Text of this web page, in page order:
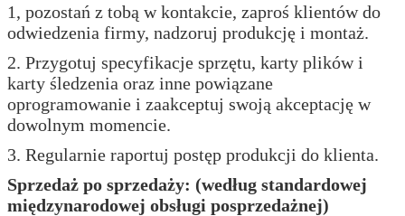
1, pozostań z tobą w kontakcie, zaproś klientów do
odwiedzenia firmy, nadzoruj produkcję i montaż.
2. Przygotuj specyfikacje sprzętu, karty plików i
karty śledzenia oraz inne powiązane
oprogramowanie i zaakceptuj swoją akceptację w
dowolnym momencie.
3. Regularnie raportuj postęp produkcji do klienta.
Sprzedaż po sprzedaży: (według standardowej
międzynarodowej obsługi posprzedażnej)